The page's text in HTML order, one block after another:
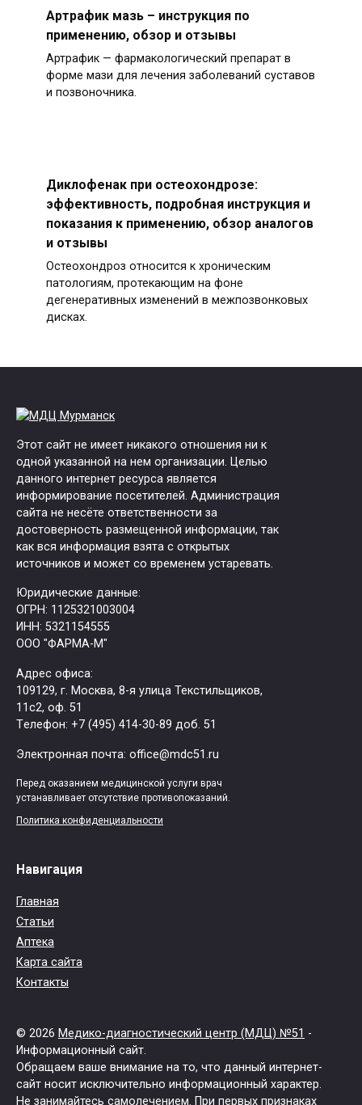
Артрафик мазь – инструкция по
применению, обзор и отзывы
Артрафик — фармакологический препарат в
форме мази для лечения заболеваний суставов
и позвоночника.
Диклофенак при остеохондрозе:
эффективность, подробная инструкция и
показания к применению, обзор аналогов
и отзывы
Остеохондроз относится к хроническим
патологиям, протекающим на фоне
дегенеративных изменений в межпозвонковых
дисках.
Этот сайт не имеет никакого отношения ни к
одной указанной на нем организации. Целью
данного интернет ресурса является
информирование посетителей. Администрация
сайта не несёте ответственности за
достоверность размещенной информации, так
как вся информация взята с открытых
источников и может со временем устаревать.
Юридические данные:
ОГРН: 1125321003004
ИНН: 5321154555
ООО "ФАРМА-М"
Адрес офиса:
109129, г. Москва, ​8-я улица Текстильщиков,
11с2, оф. 51
Tелефон: +7 (495) 414-30-89 доб. 51
Электронная почта: office@mdc51.ru
Перед оказанием медицинской услуги врач
устанавливает отсутствие противопоказаний.
Политика конфиденциальности
Навигация
Главная
Статьи
Аптека
Карта сайта
Контакты
© 2026 Медико-диагностический центр (МДЦ) №51 -
Информационный сайт.
Обращаем ваше внимание на то, что данный интернет-
сайт носит исключительно информационный характер.
Не занимайтесь самолечением. При первых признаках